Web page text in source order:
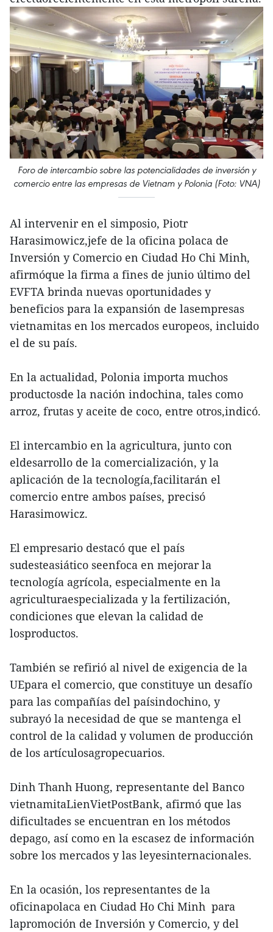
Foro de intercambio sobre las potencialidades de inversión y
comercio entre las empresas de Vietnam y Polonia (Foto: VNA)
Al intervenir en el simposio, Piotr
Harasimowicz,jefe de la oficina polaca de
Inversión y Comercio en Ciudad Ho Chi Minh,
afirmóque la firma a fines de junio último del
EVFTA brinda nuevas oportunidades y
beneficios para la expansión de lasempresas
vietnamitas en los mercados europeos, incluido
el de su país.
En la actualidad, Polonia importa muchos
productosde la nación indochina, tales como
arroz, frutas y aceite de coco, entre otros,indicó.
El intercambio en la agricultura, junto con
eldesarrollo de la comercialización, y la
aplicación de la tecnología,facilitarán el
comercio entre ambos países, precisó
Harasimowicz.
El empresario destacó que el país
sudesteasiático seenfoca en mejorar la
tecnología agrícola, especialmente en la
agriculturaespecializada y la fertilización,
condiciones que elevan la calidad de
losproductos.
También se refirió al nivel de exigencia de la
UEpara el comercio, que constituye un desafío
para las compañías del paísindochino, y
subrayó la necesidad de que se mantenga el
control de la calidad y volumen de producción
de los artículosagropecuarios.
Dinh Thanh Huong, representante del Banco
vietnamitaLienVietPostBank, afirmó que las
dificultades se encuentran en los métodos
depago, así como en la escasez de información
sobre los mercados y las leyesinternacionales.
En la ocasión, los representantes de la
oficinapolaca en Ciudad Ho Chi Minh para
lapromoción de Inversión y Comercio, y del